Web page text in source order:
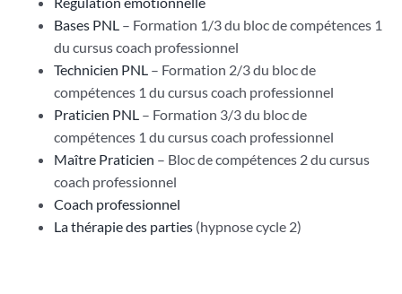
Bases PNL– Formation 1/3 du bloc de compétences 1
du cursus coach professionnel
Technicien PNL– Formation 2/3 du bloc de
compétences 1 du cursus coach professionnel
Praticien PNL– Formation 3/3 du bloc de
compétences 1 du cursus coach professionnel
Maître Praticien – Bloc de compétences 2 du cursus
coach professionnel
Coach professionnel
La thérapie des parties(hypnose cycle 2)